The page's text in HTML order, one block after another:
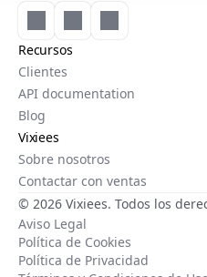
Recursos
Clientes
API documentation
Blog
Vixiees
Sobre nosotros
Contactar con ventas
© 2026 Vixiees. Todos los
Aviso Legal
Política de Cookies
Política de Privacidad